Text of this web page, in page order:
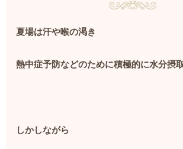
夏場は汗や喉の渇き
熱中症予防などのために積極的に水分摂
しかしながら